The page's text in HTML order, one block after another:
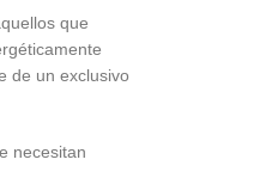
que
de un exclusivo
necesitan